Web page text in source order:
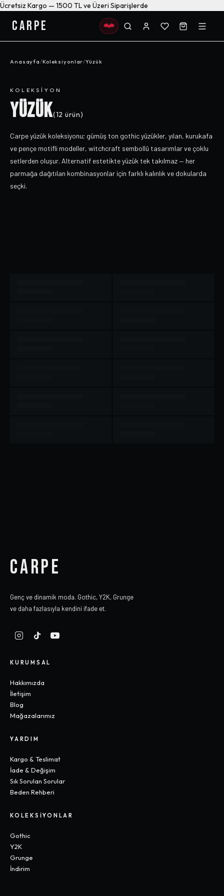
Ücretsiz Kargo — 1500 TL ve Üzeri Siparişlerde
CARPE
Anasayfa/Koleksiyonlar/Yüzük
KOLEKSIYON
YÜZÜK(12 ürün)
Carpe yüzük koleksiyonu; gümüş ton gothic yüzükler, yılan, kurukafa
ve pençe motifli modeller, witchcraft sembollü tasarımlar ve çoklu
setlerden oluşur. Alternatif estetikte yüzük tek takılmaz — her
parmağa dağıtılan kombinasyonlar için farklı kalınlık ve dokularda
seçki.
CARPE
Genç ve dinamik moda. Gothic, Y2K, Grunge
ve daha fazlasıyla kendini ifade et.
KURUMSAL
Hakkımızda
İletişim
Blog
Mağazalarımız
YARDIM
Kargo & Teslimat
İade & Değişim
Sık Sorulan Sorular
Beden Rehberi
KOLEKSIYONLAR
Gothic
Y2K
Grunge
İndirim